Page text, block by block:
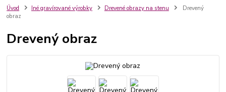
Úvod Iné gravírované výrobky Drevené obrazy na stenu
Drevený
obraz
Drevený obraz